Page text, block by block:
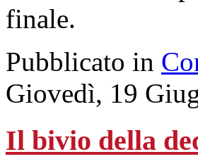
finale.
Pubblicato in
Giovedì, 19
Il bivio della